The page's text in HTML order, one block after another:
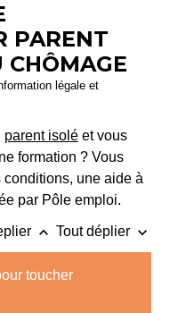
PARENT
CHÔMAGE
légale et
parent isolé et vous
formation ? Vous
une aide à
par Pôle emploi.
keyboard_arrow_up Tout déplier keyboard_arrow_down
toucher